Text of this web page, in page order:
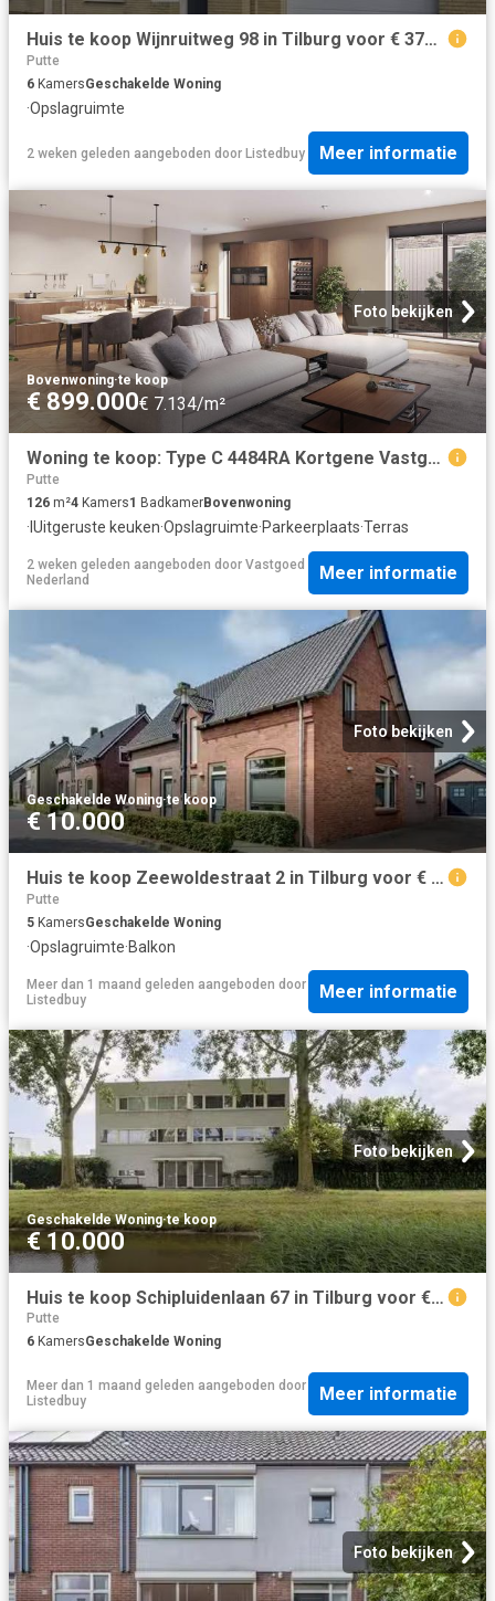
Huis te koop Wijnruitweg 98 in Tilburg voor € 375.000
Putte
6 KamersGeschakelde Woning
·Opslagruimte
2 weken geleden aangeboden door Listedbuy Meer informatie
Foto bekijken
Bovenwoning·te koop
€ 899.000€ 7.134/m²
Woning te koop: Type C 4484RA Kortgene Vastgoed Nederland
Putte
126 m²4 Kamers1 BadkamerBovenwoning
· IUitgeruste keuken·Opslagruimte·Parkeerplaats·Terras
2 weken geleden aangeboden door Vastgoed
Nederland
Meer informatie
Foto bekijken
Geschakelde Woning·te koop
€ 10.000
Huis te koop Zeewoldestraat 2 in Tilburg voor € 475.000
Putte
5 KamersGeschakelde Woning
·Opslagruimte·Balkon
Meer dan 1 maand geleden aangeboden door
Listedbuy
Meer informatie
Foto bekijken
Geschakelde Woning·te koop
€ 10.000
Huis te koop Schipluidenlaan 67 in Tilburg voor € 575.000
Putte
6 KamersGeschakelde Woning
Meer dan 1 maand geleden aangeboden door
Listedbuy
Meer informatie
Foto bekijken